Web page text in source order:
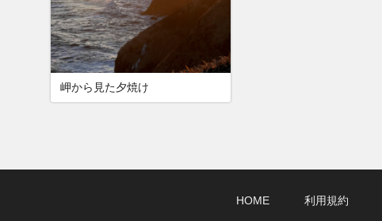
岬から見た夕焼け
HOME 利用規約